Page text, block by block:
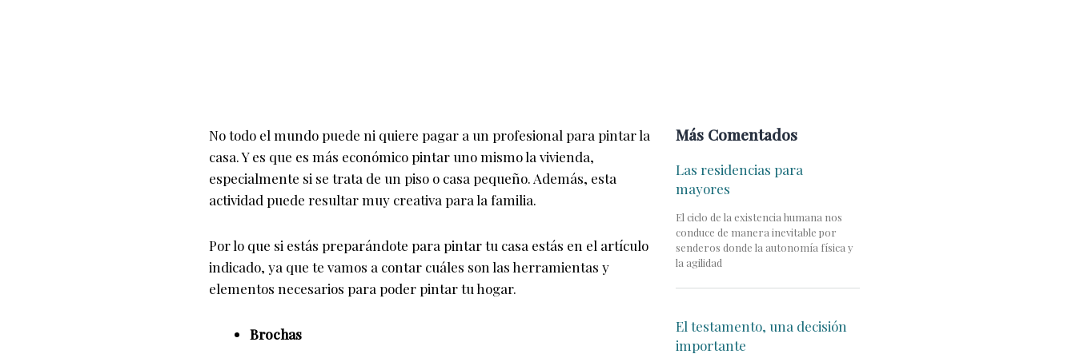
No todo el mundo puede ni quiere pagar a un profesional para pintar la
casa. Y es que es más económico pintar uno mismo la vivienda,
especialmente si se trata de un piso o casa pequeño. Además, esta
actividad puede resultar muy creativa para la familia.
Por lo que si estás preparándote para pintar tu casa estás en el artículo
indicado, ya que te vamos a contar cuáles son las herramientas y
elementos necesarios para poder pintar tu hogar.
Brochas
Más Comentados
Las residencias para
mayores
El ciclo de la existencia humana nos
conduce de manera inevitable por
senderos donde la autonomía física y
la agilidad
El testamento, una decisión
importante